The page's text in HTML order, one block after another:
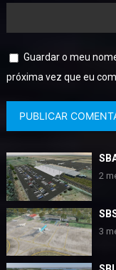
Guardar o meu
próxima vez que eu
2
3